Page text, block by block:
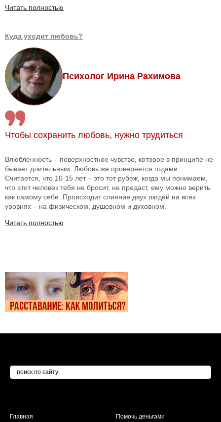
Читать полностью
Куда уходит любовь?
Психолог Ирина Рахимова
Чтобы сохранить любовь, нужно трудиться
Влюбленность – поверхностное чувство, которое в принципе не
бывает длительным. Любовь же проверяется годами.
Считается, что 10-15 лет – это тот рубеж, когда мы понимаем,
что этот человек тебя не бросит, не предаст, ему можно верить
как самому себе. Происходит слияние двух людей на всех
уровнях – на физическом, душевном и духовном.
Читать полностью
Главная Помочь деньгами